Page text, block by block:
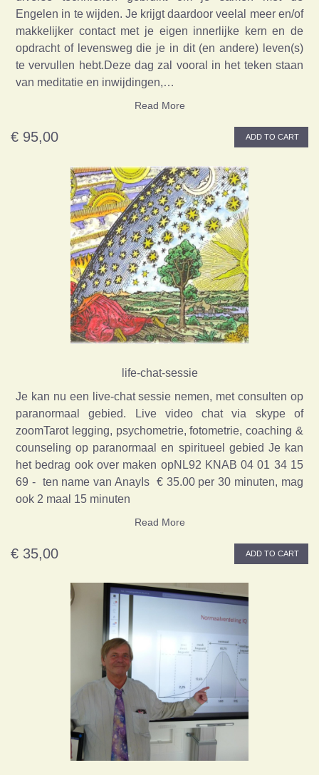
Engelen in te wijden. Je krijgt daardoor veelal meer en/of
makkelijker contact met je eigen innerlijke kern en de
opdracht of levensweg die je in dit (en andere) leven(s)
te vervullen hebt.Deze dag zal vooral in het teken staan
van meditatie en inwijdingen,…
Read More
€ 95,00 ADD TO CART
life-chat-sessie
Je kan nu een live-chat sessie nemen, met consulten op
paranormaal gebied. Live video chat via skype of
zoomTarot legging, psychometrie, fotometrie, coaching &
counseling op paranormaal en spiritueel gebied Je kan
het bedrag ook over maken opNL92 KNAB 04 01 34 15
69 - ten name van AnayIs € 35.00 per 30 minuten, mag
ook 2 maal 15 minuten
Read More
€ 35,00 ADD TO CART